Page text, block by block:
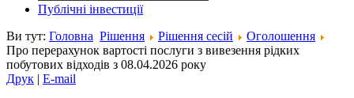
Публічні інвестиції
Ви тут: Головна Рішення Рішення сесій
Оголошення
Про перерахунок вартості послуги з вивезення рідких
побутових відходів з 08.04.2026 року
Друк | E-mail